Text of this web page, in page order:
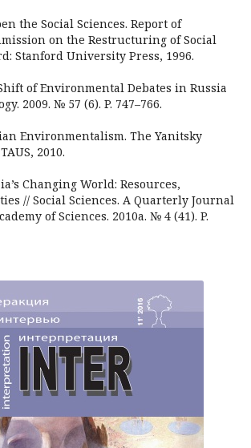
the Social Sciences. Report of
on the Restructuring of Social
Stanford University Press, 1996.
of Environmental Debates in Russia
2009. № 57 (6). P. 747–766.
Environmentalism. The Yanitsky
2010.
Changing World: Resources,
// Social Sciences. A Quarterly Journal
of Sciences. 2010a. № 4 (41). P.